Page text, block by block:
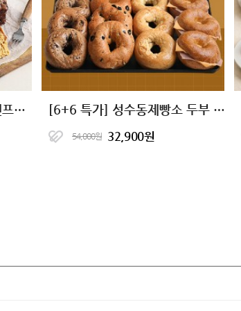
[2+1] 성수동제빵소 글루텐프리 단백한빵 4종 [6+6 특가] 성수동제빵소 두부 베이글 6종
54,000원 32,900원